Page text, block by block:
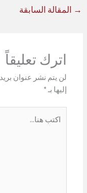
→ المقالة السابقة
اترك تعليقاً
لن يتم نشر عنوان
إليها بـ *
هنا...